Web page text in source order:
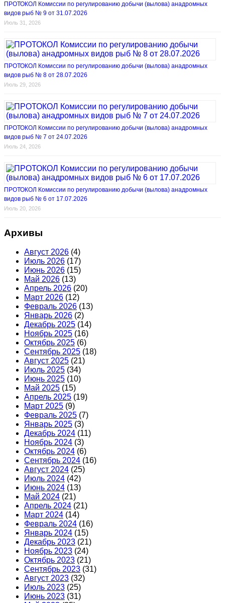
ПРОТОКОЛ Комиссии по регулированию добычи (вылова) анадромных
видов рыб № 9 от 31.07.2026
Июль 31, 2026
ПРОТОКОЛ Комиссии по регулированию добычи (вылова) анадромных
видов рыб № 8 от 28.07.2026
Июль 29, 2026
ПРОТОКОЛ Комиссии по регулированию добычи (вылова) анадромных
видов рыб № 7 от 24.07.2026
Июль 24, 2026
ПРОТОКОЛ Комиссии по регулированию добычи (вылова) анадромных
видов рыб № 6 от 17.07.2026
Июль 20, 2026
Архивы
Август 2026 (4)
Июль 2026 (17)
Июнь 2026 (15)
Май 2026 (13)
Апрель 2026 (20)
Март 2026 (12)
Февраль 2026 (13)
Январь 2026 (2)
Декабрь 2025 (14)
Ноябрь 2025 (16)
Октябрь 2025 (6)
Сентябрь 2025 (18)
Август 2025 (21)
Июль 2025 (34)
Июнь 2025 (10)
Май 2025 (15)
Апрель 2025 (19)
Март 2025 (9)
Февраль 2025 (7)
Январь 2025 (3)
Декабрь 2024 (11)
Ноябрь 2024 (3)
Октябрь 2024 (6)
Сентябрь 2024 (16)
Август 2024 (25)
Июль 2024 (42)
Июнь 2024 (13)
Май 2024 (21)
Апрель 2024 (21)
Март 2024 (14)
Февраль 2024 (16)
Январь 2024 (15)
Декабрь 2023 (21)
Ноябрь 2023 (24)
Октябрь 2023 (21)
Сентябрь 2023 (31)
Август 2023 (32)
Июль 2023 (25)
Июнь 2023 (31)